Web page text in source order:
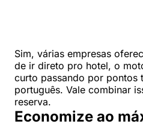
Sim, várias empresas
de ir direto pro hotel, o
curto passando por pontos
português. Vale combinar
reserva.
Economize ao